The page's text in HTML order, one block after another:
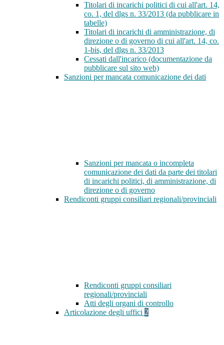
Titolari di incarichi politici di cui all'art. 14,
co. 1, del dlgs n. 33/2013 (da pubblicare in
tabelle)
Titolari di incarichi di amministrazione, di
direzione o di governo di cui all'art. 14, co.
1-bis, del dlgs n. 33/2013
Cessati dall'incarico (documentazione da
pubblicare sul sito web)
Sanzioni per mancata comunicazione dei dati
Sanzioni per mancata o incompleta
comunicazione dei dati da parte dei titolari
di incarichi politici, di amministrazione, di
direzione o di governo
Rendiconti gruppi consiliari regionali/provinciali
Rendiconti gruppi consiliari
regionali/provinciali
Atti degli organi di controllo
Articolazione degli uffici 2